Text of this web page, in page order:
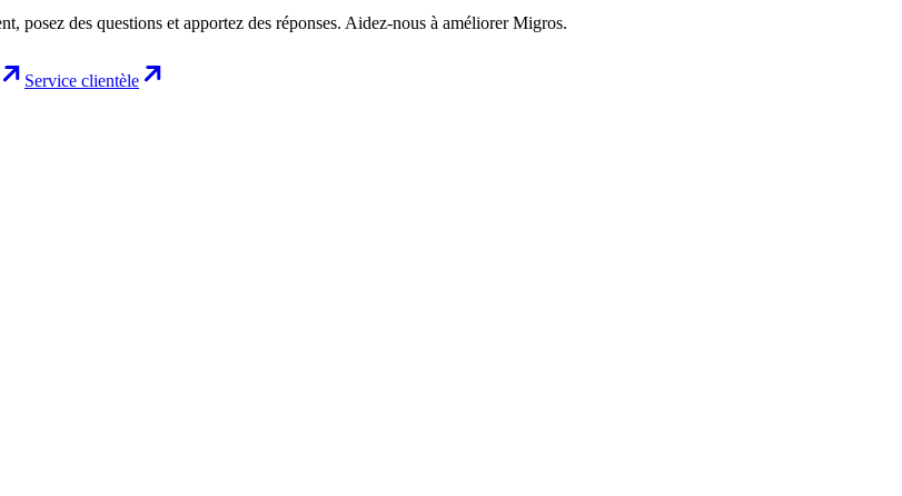
posez des questions et apportez des réponses. Aidez-nous à améliorer Migros.
Service clientèle